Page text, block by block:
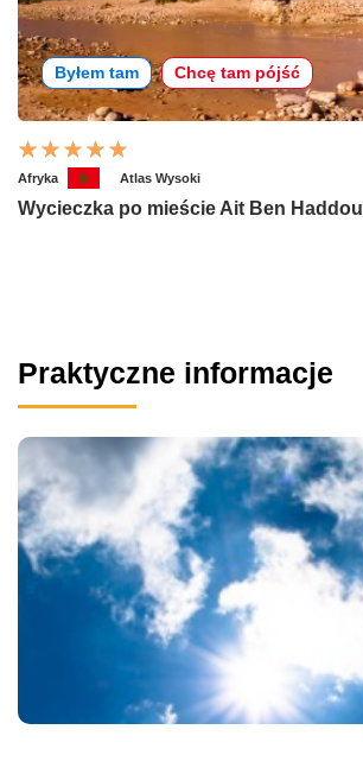
Byłem tam Chcę tam pójść
Afryka Atlas Wysoki
Wycieczka po mieście Ait Ben Haddou
Praktyczne informacje